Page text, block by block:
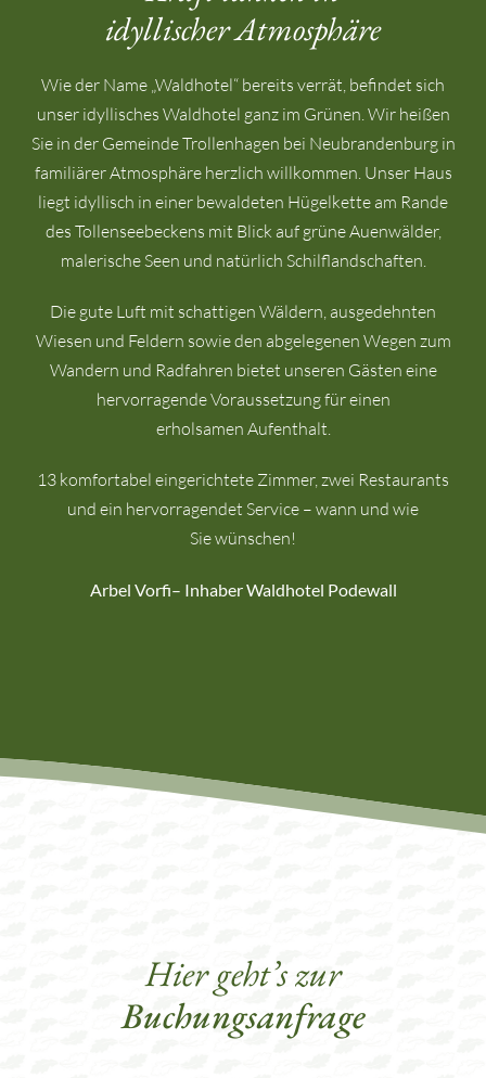
idyllischer Atmosphäre
Wie der Name „Waldhotel“ bereits verrät, befindet sich
unser idyllisches Waldhotel ganz im Grünen. Wir heißen
Sie in der Gemeinde Trollenhagen bei Neubrandenburg in
familiärer Atmosphäre herzlich willkommen. Unser Haus
liegt idyllisch in einer bewaldeten Hügelkette am Rande
des Tollenseebeckens mit Blick auf grüne Auenwälder,
malerische Seen und natürlich Schilflandschaften.
Die gute Luft mit schattigen Wäldern, ausgedehnten
Wiesen und Feldern sowie den abgelegenen Wegen zum
Wandern und Radfahren bietet unseren Gästen eine
hervorragende Voraussetzung für einen
erholsamen Aufenthalt.
13 komfortabel eingerichtete Zimmer, zwei Restaurants
und ein hervorragendet Service – wann und wie
Sie wünschen!
Arbel Vorfi– Inhaber Waldhotel Podewall
Hier geht’s zur
Buchungsanfrage